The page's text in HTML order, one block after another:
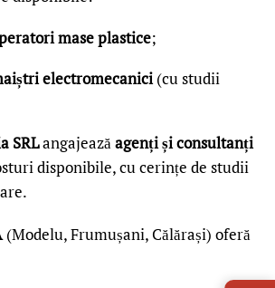
mase plastice;
electromecanici(cu studii
SRLangajeazăagenți și consultanți
disponibile, cu cerințe de studii
(Modelu, Frumușani, Călărași) oferă